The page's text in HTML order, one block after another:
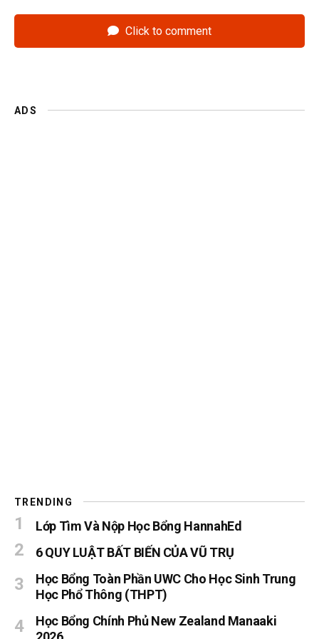
Click to comment
ADS
TRENDING
Lớp Tìm Và Nộp Học Bổng HannahEd
6 QUY LUẬT BẤT BIẾN CỦA VŨ TRỤ
Học Bổng Toàn Phần UWC Cho Học Sinh Trung
Học Phổ Thông (THPT)
Học Bổng Chính Phủ New Zealand Manaaki